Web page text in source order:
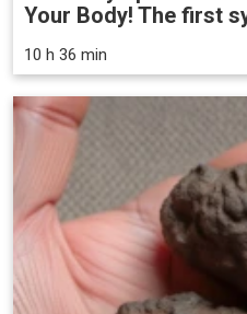
Your Body! The first
10 h 36 min